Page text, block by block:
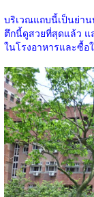
บริเวณแถบนี้เป็นย่า
ตึกนี้ดูสวยที่สุดแล้ว แ
ในโรงอาหารและซื้อ